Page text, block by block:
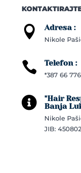
 Adresa :
Nikole
 Telefon :
*387 66

"Hair
Banja
Nikole
JIB: